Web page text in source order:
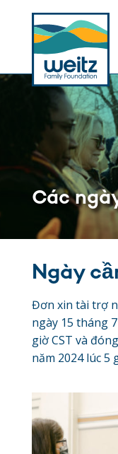
Các
Ngày
Đơn xin tài trợ
ngày 15 tháng
giờ CST và
năm 2024 lúc 5